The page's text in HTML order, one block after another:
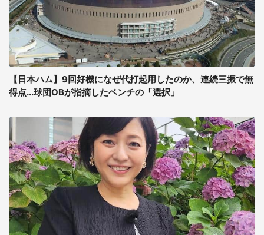
【日本ハム】9回好機になぜ代打起用したのか、連続三振で無
得点...球団OBが指摘したベンチの「選択」